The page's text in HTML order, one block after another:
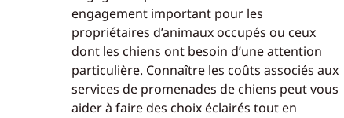
engagement important pour les
propriétaires d’animaux occupés ou ceux
dont les chiens ont besoin d’une attention
particulière. Connaître les coûts associés aux
services de promenades de chiens peut vous
aider à faire des choix éclairés tout en